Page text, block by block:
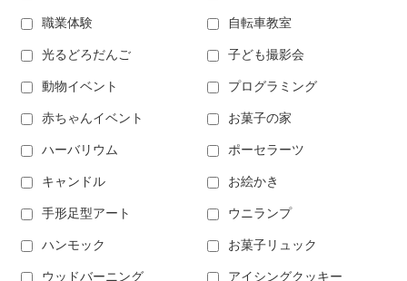
職業体験 自転車教室
光るどろだんご 子ども撮影会
動物イベント プログラミング
赤ちゃんイベント お菓子の家
ハーバリウム ポーセラーツ
キャンドル お絵かき
手形足型アート ウニランプ
ハンモック お菓子リュック
ウッドバーニング アイシングクッキー